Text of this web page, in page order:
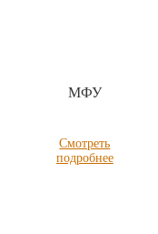
МФУ
Смотреть
подробнее